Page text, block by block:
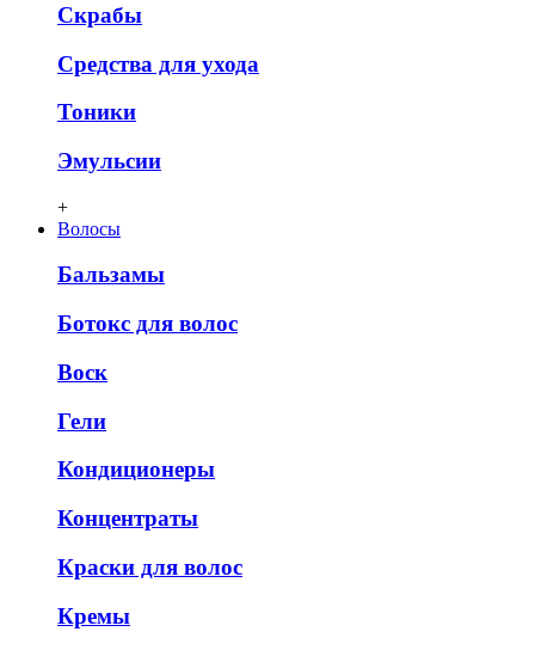
Скрабы
Средства для ухода
Тоники
Эмульсии
+
Волосы
Бальзамы
Ботокс для волос
Воск
Гели
Кондиционеры
Концентраты
Краски для волос
Кремы